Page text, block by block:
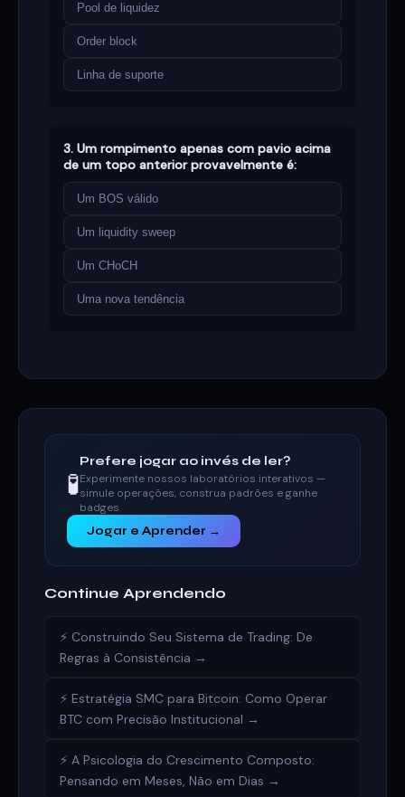
Pool de liquidez
Order block
Linha de suporte
3. Um rompimento apenas com pavio acima
de um topo anterior provavelmente é:
Um BOS válido
Um liquidity sweep
Um CHoCH
Uma nova tendência
🧪
Prefere jogar ao invés de ler?
Experimente nossos laboratórios interativos —
simule operações, construa padrões e ganhe
badges.
Jogar e Aprender →
Continue Aprendendo
⚡ Construindo Seu Sistema de Trading: De
Regras à Consistência →
⚡ Estratégia SMC para Bitcoin: Como Operar
BTC com Precisão Institucional →
⚡ A Psicologia do Crescimento Composto:
Pensando em Meses, Não em Dias →